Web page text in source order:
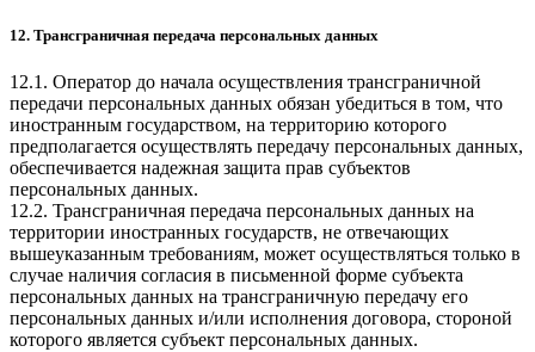
12. Трансграничная передача персональных данных
12.1. Оператор до начала осуществления трансграничной
передачи персональных данных обязан убедиться в том, что
иностранным государством, на территорию которого
предполагается осуществлять передачу персональных данных,
обеспечивается надежная защита прав субъектов
персональных данных.
12.2. Трансграничная передача персональных данных на
территории иностранных государств, не отвечающих
вышеуказанным требованиям, может осуществляться только в
случае наличия согласия в письменной форме субъекта
персональных данных на трансграничную передачу его
персональных данных и/или исполнения договора, стороной
которого является субъект персональных данных.